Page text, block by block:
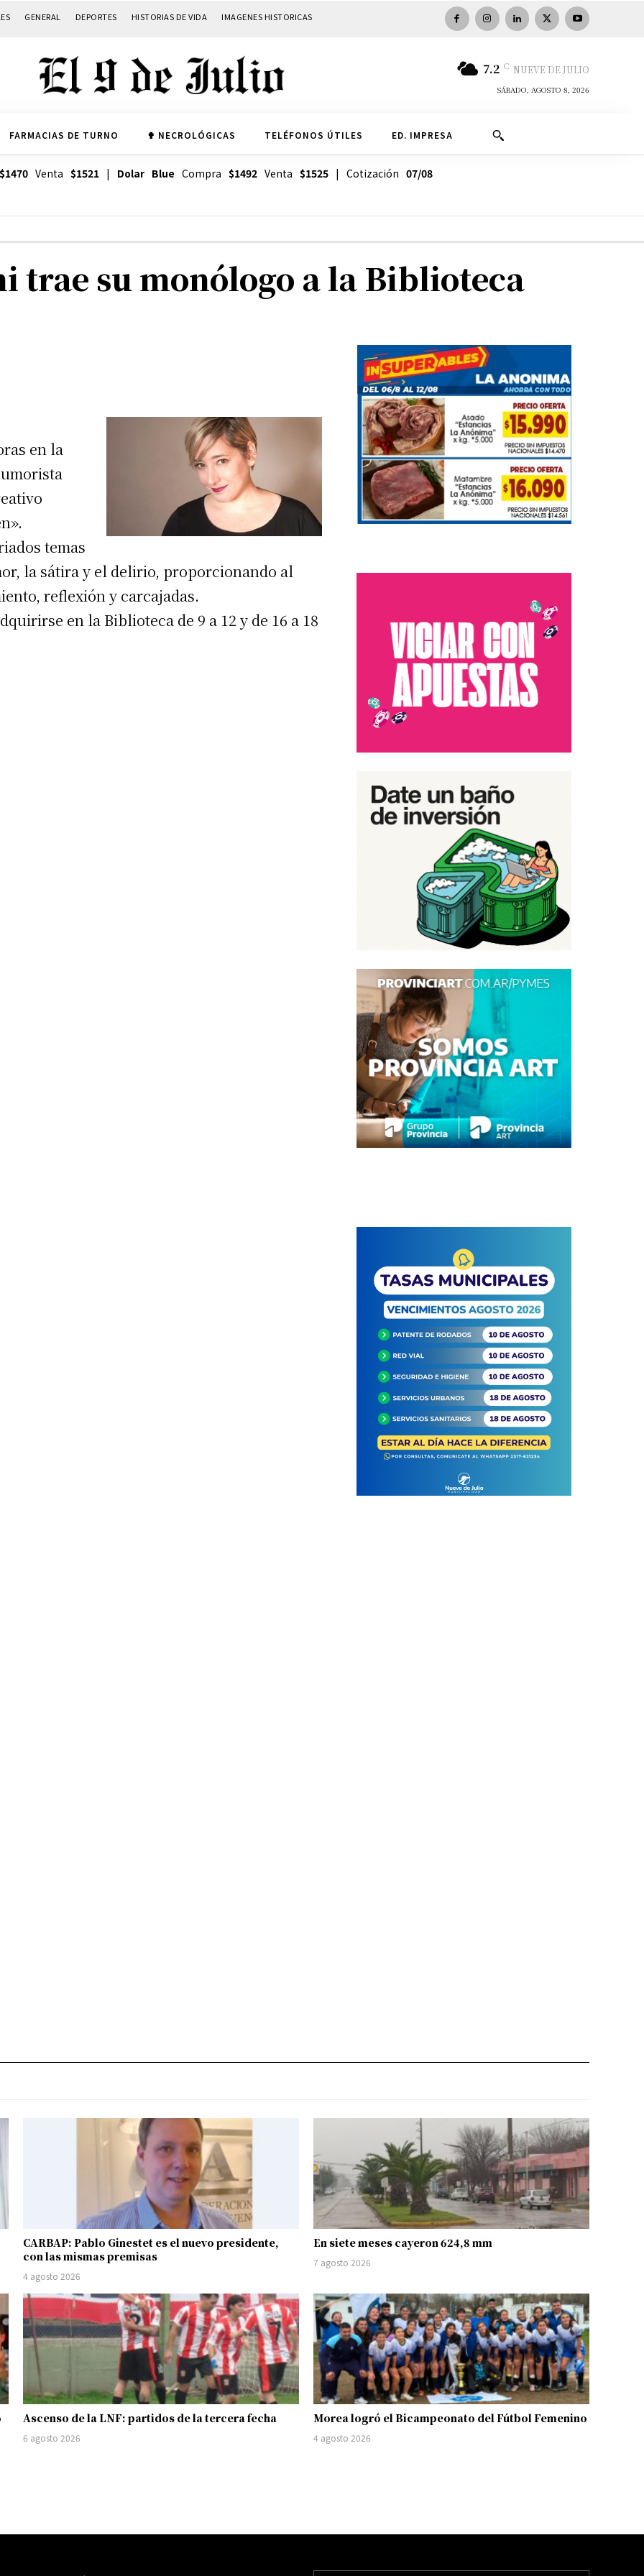
GENERAL DEPORTES HISTORIAS DE VIDA IMAGENES HISTORICAS
7.2 C NUEVE DE JULIO
SÁBADO, AGOSTO 8, 2026
FARMACIAS DE TURNO ✟ NECROLÓGICAS TELÉFONOS ÚTILES ED. IMPRESA
Venta $1521| Dolar Blue Compra $1492Venta $1525| Cotización 07/08
trae su monólogo a la Biblioteca
en la
temas
la sátira y el delirio, proporcionando al
reflexión y carcajadas.
en la Biblioteca de 9 a 12 y de 16 a 18
CARBAP: Pablo Ginestet es el nuevo presidente,
con las mismas premisas
4 agosto 2026
En siete meses cayeron 624,8 mm
7 agosto 2026
Ascenso de la LNF: partidos de la tercera fecha
6 agosto 2026
Morea logró el Bicampeonato del Fútbol Femenino
4 agosto 2026